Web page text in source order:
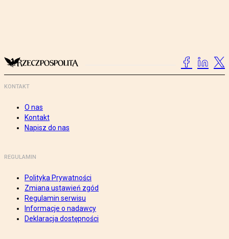
KONTAKT
O nas
Kontakt
Napisz do nas
REGULAMIN
Polityka Prywatności
Zmiana ustawień zgód
Regulamin serwisu
Informacje o nadawcy
Deklaracja dostępności